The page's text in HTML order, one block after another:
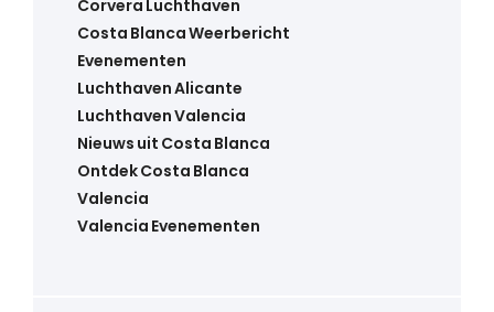
Corvera Luchthaven
Costa Blanca Weerbericht
Evenementen
Luchthaven Alicante
Luchthaven Valencia
Nieuws uit Costa Blanca
Ontdek Costa Blanca
Valencia
Valencia Evenementen